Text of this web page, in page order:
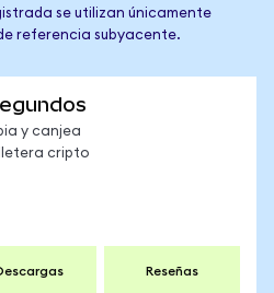
se utilizan únicamente
referencia subyacente.
y canjea
cripto
Reseñas